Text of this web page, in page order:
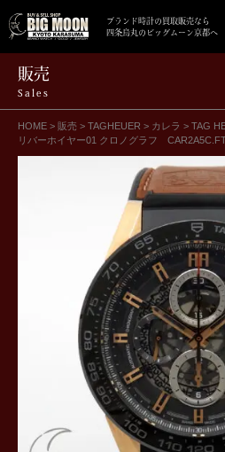
ブランド時計の買取販売なら
四条烏丸のビッグムーン京都へ
販売
Sales
HOME > 販売 > TAGHEUER > カレラ > TAG
リバーホイヤー01 クロノグラフ